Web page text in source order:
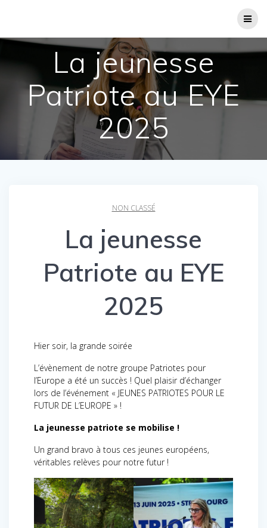
La jeunesse
Patriote au EYE
2025
NON CLASSÉ
La jeunesse
Patriote au EYE
2025
Hier soir, la grande soirée
L’évènement de notre groupe Patriotes pour
l’Europe a été un succès ! Quel plaisir d’échanger
lors de l’événement « JEUNES PATRIOTES POUR LE
FUTUR DE L’EUROPE » !
La jeunesse patriote se mobilise !
Un grand bravo à tous ces jeunes européens,
véritables relèves pour notre futur !